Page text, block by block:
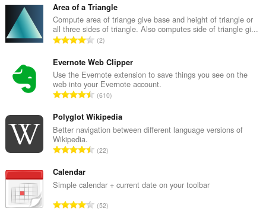
з
н
а
к
ў
:
Area of a Triangle
Compute area of triange give base and height of triangle or
all three sides of triangle. Also computes side of triangle gi...
А
з
н
а
к
ў
:
2
Evernote Web Clipper
Use the Evernote extension to save things you see on the
web into your Evernote account.
А
з
н
к
:
610
Polyglot Wikipedia
Better navigation between different language versions of
Wikipedia.
А
н
к
22
Calendar
Simple calendar + current date on your toolbar
А52